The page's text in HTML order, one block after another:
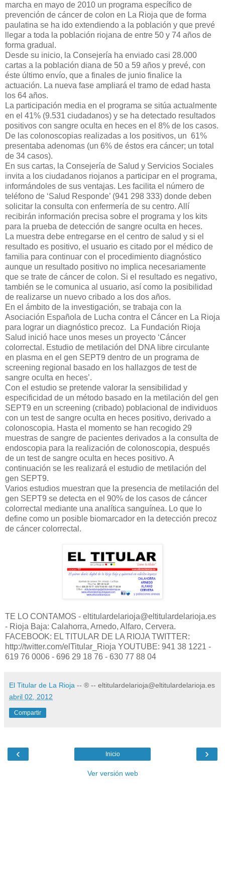
marcha en mayo de 2010 un programa específico de
prevención de cáncer de colon en La Rioja que de forma
paulatina se ha ido extendiendo a la población y que prevé
llegar a toda la población riojana de entre 50 y 74 años de
forma gradual.
Desde su inicio, la Consejería ha enviado casi 28.000
cartas a la población diana de 50 a 59 años y prevé, con
éste último envío, que a finales de junio finalice la
actuación. La nueva fase ampliará el tramo de edad hasta
los 64 años.
La participación media en el programa se sitúa actualmente
en el 41% (9.531 ciudadanos) y se ha detectado resultados
positivos con sangre oculta en heces en el 8% de los casos.
De las colonoscopias realizadas a los positivos, un 61%
presentaba adenomas (un 6% de éstos era cáncer; un total
de 34 casos).
En sus cartas, la Consejería de Salud y Servicios Sociales
invita a los ciudadanos riojanos a participar en el programa,
informándoles de sus ventajas. Les facilita el número de
teléfono de ‘Salud Responde’ (941 298 333) donde deben
solicitar la consulta con enfermería de su centro. Allí
recibirán información precisa sobre el programa y los kits
para la prueba de detección de sangre oculta en heces.
La muestra debe entregarse en el centro de salud y si el
resultado es positivo, el usuario es citado por el médico de
familia para continuar con el procedimiento diagnóstico
aunque un resultado positivo no implica necesariamente
que se trate de cáncer de colon. Si el resultado es negativo,
también se le comunica al usuario, así como la posibilidad
de realizarse un nuevo cribado a los dos años.
En el ámbito de la investigación, se trabaja con la
Asociación Española de Lucha contra el Cáncer en La Rioja
para lograr un diagnóstico precoz. La Fundación Rioja
Salud inició hace unos meses un proyecto ‘Cáncer
colorrectal. Estudio de metilación del DNA libre circulante
en plasma en el gen SEPT9 dentro de un programa de
screening regional basado en los hallazgos de test de
sangre oculta en heces’.
Con el estudio se pretende valorar la sensibilidad y
especificidad de un método basado en la metilación del gen
SEPT9 en un screening (cribado) poblacional de individuos
con un test de sangre oculta en heces positivo, derivado a
colonoscopia. Hasta el momento se han recogido 29
muestras de sangre de pacientes derivados a la consulta de
endoscopia para la realización de colonoscopia, después
de un test de sangre oculta en heces positivo. A
continuación se les realizará el estudio de metilación del
gen SEPT9.
Varios estudios muestran que la presencia de metilación del
gen SEPT9 se detecta en el 90% de los casos de cáncer
colorrectal mediante una analítica sanguínea. Lo que lo
define como un posible biomarcador en la detección precoz
de cáncer colorrectal.
TE LO CONTAMOS - eltitulardelarioja@eltitulardelarioja.es
- Rioja Baja: Calahorra, Arnedo, Alfaro, Cervera.
FACEBOOK: EL TITULAR DE LA RIOJA TWITTER:
http://twitter.com/elTitular_Rioja YOUTUBE: 941 38 1221 -
619 76 0006 - 696 29 18 76 - 630 77 88 04
El Titular de La Rioja -- ® -- eltitulardelarioja@eltitulardelarioja.es
abril 02, 2012
Compartir
‹ ›
Inicio
Ver versión web